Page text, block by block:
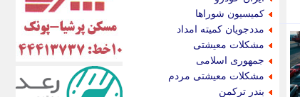
کمیسیون شوراها
مددجویان کمیته امداد
مشکلات معیشتی
جمهوری اسلامی
مشکلات معیشتی مردم
بندر ترکمن
ایراف
ایران آرت
ایران آنلاین
ایران زندگی
ایران فوری
ایرانی روز